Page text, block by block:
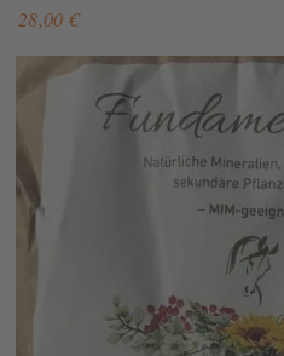
28,00 €